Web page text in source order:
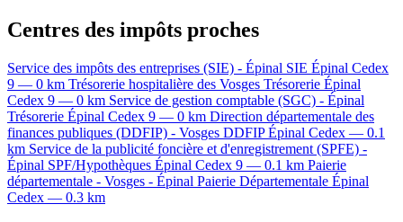
Centres des impôts proches
Service des impôts des entreprises (SIE) - Épinal SIE Épinal Cedex
9 — 0 km Trésorerie hospitalière des Vosges Trésorerie Épinal
Cedex 9 — 0 km Service de gestion comptable (SGC) - Épinal
Trésorerie Épinal Cedex 9 — 0 km Direction départementale des
finances publiques (DDFIP) - Vosges DDFIP Épinal Cedex — 0.1
km Service de la publicité foncière et d'enregistrement (SPFE) -
Épinal SPF/Hypothèques Épinal Cedex 9 — 0.1 km Paierie
départementale - Vosges - Épinal Paierie Départementale Épinal
Cedex — 0.3 km